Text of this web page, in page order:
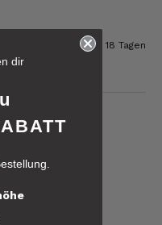
vor 18 Tagen
io
sehr gut durch die
dir